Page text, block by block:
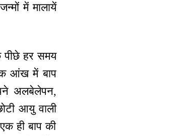
में मालायें
पीछे हर समय
आंख में बाप
अलबेलेपन,
आयु वाली
ही बाप की